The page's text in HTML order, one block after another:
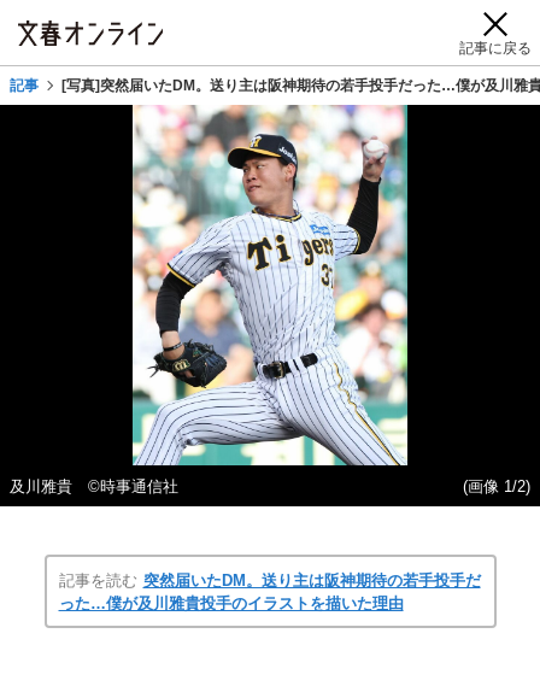
記事に戻る
記事 [写真]突然届いたDM。送り主は阪神期待の若手投手だった…僕が及川雅
及川雅貴 ©時事通信社 (画像 1/2)
記事を読む 突然届いたDM。送り主は阪神期待の若手投手だ
った…僕が及川雅貴投手のイラストを描いた理由